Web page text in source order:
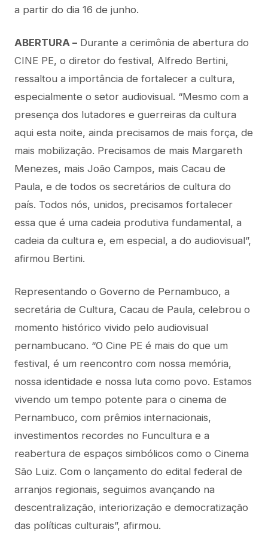
a partir do dia 16 de junho.
ABERTURA – Durante a cerimônia de abertura do
CINE PE, o diretor do festival, Alfredo Bertini,
ressaltou a importância de fortalecer a cultura,
especialmente o setor audiovisual. “Mesmo com a
presença dos lutadores e guerreiras da cultura
aqui esta noite, ainda precisamos de mais força, de
mais mobilização. Precisamos de mais Margareth
Menezes, mais João Campos, mais Cacau de
Paula, e de todos os secretários de cultura do
país. Todos nós, unidos, precisamos fortalecer
essa que é uma cadeia produtiva fundamental, a
cadeia da cultura e, em especial, a do audiovisual”,
afirmou Bertini.
Representando o Governo de Pernambuco, a
secretária de Cultura, Cacau de Paula, celebrou o
momento histórico vivido pelo audiovisual
pernambucano. “O Cine PE é mais do que um
festival, é um reencontro com nossa memória,
nossa identidade e nossa luta como povo. Estamos
vivendo um tempo potente para o cinema de
Pernambuco, com prêmios internacionais,
investimentos recordes no Funcultura e a
reabertura de espaços simbólicos como o Cinema
São Luiz. Com o lançamento do edital federal de
arranjos regionais, seguimos avançando na
descentralização, interiorização e democratização
das políticas culturais”, afirmou.